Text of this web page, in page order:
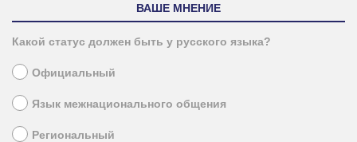
ВАШЕ МНЕНИЕ
Какой статус должен быть у русского языка?
Официальный
Язык межнационального общения
Региональный